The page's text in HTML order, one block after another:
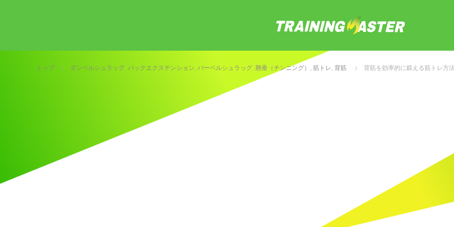
トップ ダンベルシュラッグ, バックエクステンション, バーベルシュラッグ, 懸垂（チンニング） , 筋トレ, 背筋 背筋を効率的に鍛える筋トレ方